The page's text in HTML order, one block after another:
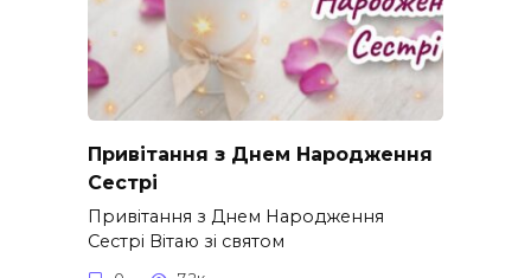
Привітання з Днем Народження
Сестрі
Привітання з Днем Народження
Сестрі Вітаю зі святом